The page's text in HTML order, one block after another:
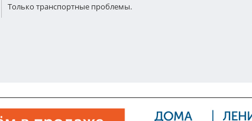
Только транспортные проблемы.